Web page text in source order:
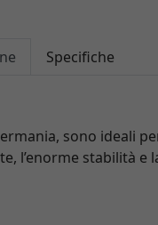
Specifiche
sono ideali
l’enorme stabilità e